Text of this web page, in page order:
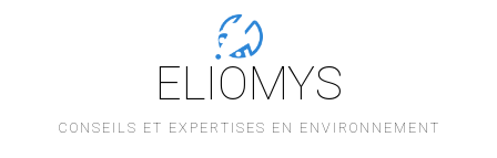
ELIOMYS
CONSEILS ET EXPERTISES EN ENVIRONNEMENT